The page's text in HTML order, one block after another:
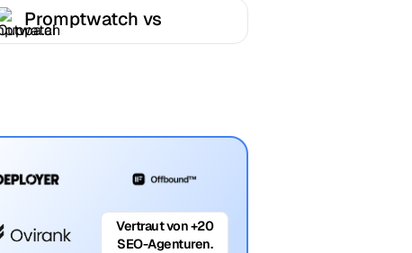
Promptwatch vs
Cuppa.ai
Vertraut von +20
SEO-Agenturen.